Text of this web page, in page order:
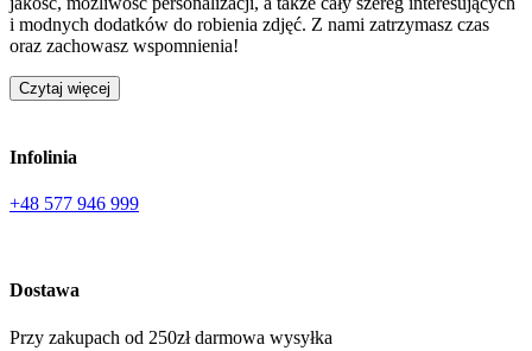
i modnych dodatków do robienia zdjęć. Z nami zatrzymasz czas
oraz zachowasz wspomnienia!
Czytaj więcej
Infolinia
+48 577 946 999
Dostawa
Przy zakupach od 250zł darmowa wysyłka